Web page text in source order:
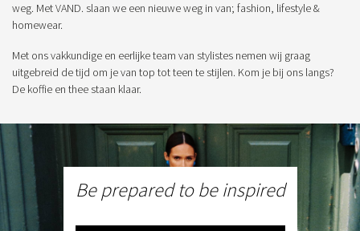
weg. Met VAND. slaan we een nieuwe weg in van; fashion, lifestyle &
homewear.
Met ons vakkundige en eerlijke team van stylistes nemen wij graag
uitgebreid de tijd om je van top tot teen te stijlen. Kom je bij ons langs?
De koffie en thee staan klaar.
Be prepared to be inspired